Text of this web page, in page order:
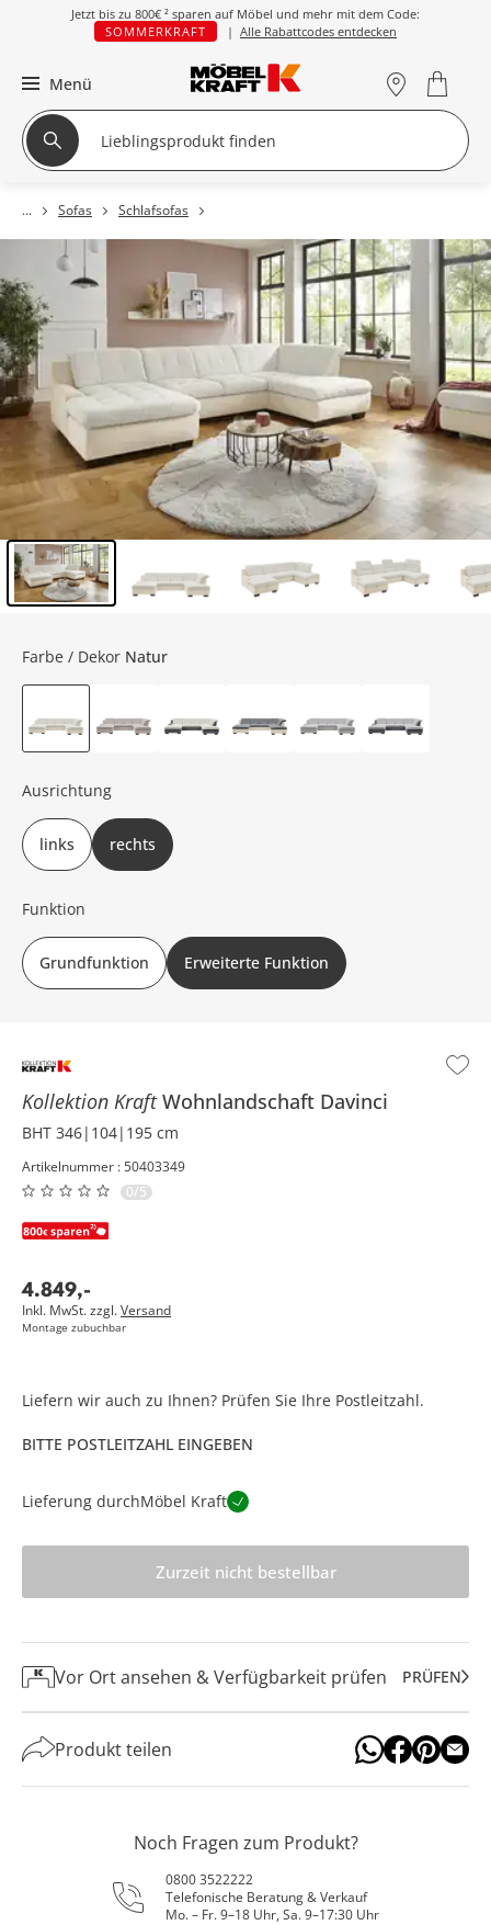
Jetzt bis zu 800€ ² sparen auf Möbel und mehr mit dem Code:
SOMMERKRAFT
| Alle Rabattcodes entdecken
Menü
Sofas Schlafsofas
Kollektion KraftWohnlandschaft Davinci
BHT 346|104|195 cm
Artikelnummer : 50403349
0/5
4.849,-
Inkl. MwSt. zzgl.Versand
Montage zubuchbar
Farbe / Dekor Natur
Ausrichtung
links rechts
Funktion
Grundfunktion Erweiterte Funktion
Liefern wir auch zu Ihnen? Prüfen Sie Ihre Postleitzahl.
BITTE POSTLEITZAHL EINGEBEN
Lieferung durchMöbel Kraft
Zurzeit nicht bestellbar
Vor Ort ansehen & Verfügbarkeit prüfen PRÜFEN
Produkt teilen
Noch Fragen zum Produkt?
0800 3522222
Telefonische Beratung & Verkauf
Mo. – Fr. 9–18 Uhr, Sa. 9–17:30 Uhr